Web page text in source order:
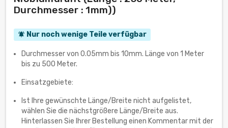
Durchmesser : 1mm))
notifications_active Nur noch wenige Teile verfügbar
Durchmesser von 0.05mm bis 10mm. Länge von 1 Meter
bis zu 500 Meter.
Einsatzgebiete:
Ist Ihre gewünschte Länge/Breite nicht aufgelistet,
wählen Sie die nächstgrößere Länge/Breite aus.
Hinterlassen Sie Ihrer Bestellung einen Kommentar mit der